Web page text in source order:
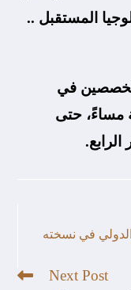
المستقبل ..
في
مساءً، حتى
الدولي في نسخته
Next Post